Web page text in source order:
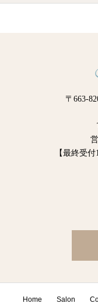
〒663-
【最終受
Home Salon